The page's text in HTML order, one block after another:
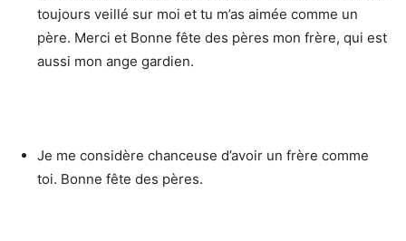
toujours veillé sur moi et tu m’as aimée comme un
père. Merci et Bonne fête des pères mon frère, qui est
aussi mon ange gardien.
Je me considère chanceuse d’avoir un frère comme
toi. Bonne fête des pères.